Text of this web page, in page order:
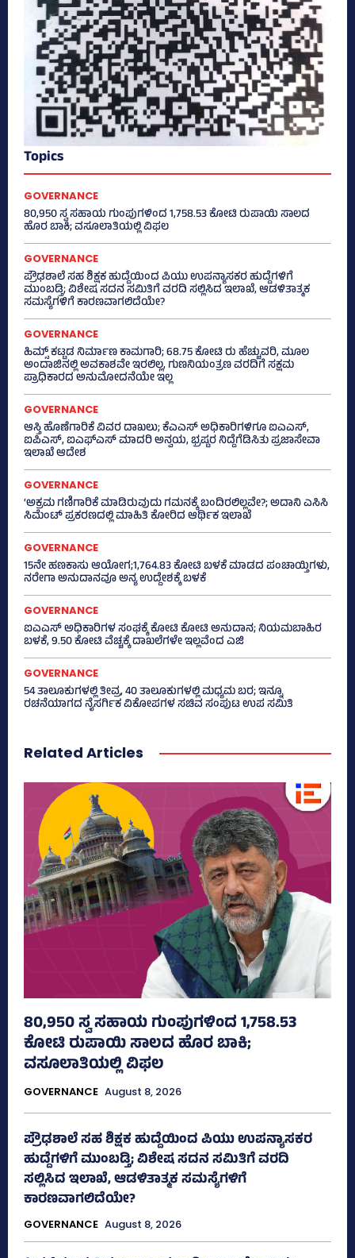
Topics
GOVERNANCE
80,950 ಸ್ವ ಸಹಾಯ ಗುಂಪುಗಳಿಂದ 1,758.53 ಕೋಟಿ ರುಪಾಯಿ ಸಾಲದ
ಹೊರ ಬಾಕಿ; ವಸೂಲಾತಿಯಲ್ಲಿ ವಿಫಲ
GOVERNANCE
ಪ್ರೌಢಶಾಲೆ ಸಹ ಶಿಕ್ಷಕ ಹುದ್ದೆಯಿಂದ ಪಿಯು ಉಪನ್ಯಾಸಕರ ಹುದ್ದೆಗಳಿಗೆ
ಮುಂಬಡ್ತಿ; ವಿಶೇಷ ಸದನ ಸಮಿತಿಗೆ ವರದಿ ಸಲ್ಲಿಸಿದ ಇಲಾಖೆ, ಆಡಳಿತಾತ್ಮಕ
ಸಮಸ್ಯೆಗಳಿಗೆ ಕಾರಣವಾಗಲಿದೆಯೇ?
GOVERNANCE
ಹಿಮ್ಸ್‌ ಕಟ್ಟಡ ನಿರ್ಮಾಣ ಕಾಮಗಾರಿ; 68.75 ಕೋಟಿ ರು ಹೆಚ್ಚುವರಿ, ಮೂಲ
ಅಂದಾಜಿನಲ್ಲಿ ಅವಕಾಶವೇ ಇರಲಿಲ್ಲ, ಗುಣನಿಯಂತ್ರಣ ವರದಿಗೆ ಸಕ್ಷಮ
ಪ್ರಾಧಿಕಾರದ ಅನುಮೋದನೆಯೇ ಇಲ್ಲ
GOVERNANCE
ಆಸ್ತಿ ಹೊಣೆಗಾರಿಕೆ ವಿವರ ದಾಖಲು; ಕೆಎಎಸ್ ಅಧಿಕಾರಿಗಳಿಗೂ ಐಎಎಸ್‌,
ಐಪಿಎಸ್‌, ಐಎಫ್‌ಎಸ್‌ ಮಾದರಿ ಅನ್ವಯ, ಭ್ರಷ್ಟರ ನಿದ್ದೆಗೆಡಿಸಿತು ಪ್ರಜಾಸೇವಾ
ಇಲಾಖೆ ಆದೇಶ
GOVERNANCE
‘ಅಕ್ರಮ ಗಣಿಗಾರಿಕೆ ಮಾಡಿರುವುದು ಗಮನಕ್ಕೆ ಬಂದಿರಲಿಲ್ಲವೇ?; ಅದಾನಿ ಎಸಿಸಿ
ಸಿಮೆಂಟ್ ಪ್ರಕರಣದಲ್ಲಿ ಮಾಹಿತಿ ಕೋರಿದ ಆರ್ಥಿಕ ಇಲಾಖೆ
GOVERNANCE
15ನೇ ಹಣಕಾಸು ಆಯೋಗ;1,764.83 ಕೋಟಿ ಬಳಕೆ ಮಾಡದ ಪಂಚಾಯ್ತಿಗಳು,
ನರೇಗಾ ಅನುದಾನವೂ ಅನ್ಯ ಉದ್ದೇಶಕ್ಕೆ ಬಳಕೆ
GOVERNANCE
ಐಎಎಸ್‌ ಅಧಿಕಾರಿಗಳ ಸಂಘಕ್ಕೆ ಕೋಟಿ ಕೋಟಿ ಅನುದಾನ; ನಿಯಮಬಾಹಿರ
ಬಳಕೆ, 9.50 ಕೋಟಿ ವೆಚ್ಚಕ್ಕೆ ದಾಖಲೆಗಳೇ ಇಲ್ಲವೆಂದ ಎಜಿ
GOVERNANCE
54 ತಾಲೂಕುಗಳಲ್ಲಿ ತೀವ್ರ, 40 ತಾಲೂಕುಗಳಲ್ಲಿ ಮಧ್ಯಮ ಬರ; ಇನ್ನೂ
ರಚನೆಯಾಗದ ನೈಸರ್ಗಿಕ ವಿಕೋಪಗಳ ಸಚಿವ ಸಂಪುಟ ಉಪ ಸಮಿತಿ
Related Articles
80,950 ಸ್ವ ಸಹಾಯ ಗುಂಪುಗಳಿಂದ 1,758.53
ಕೋಟಿ ರುಪಾಯಿ ಸಾಲದ ಹೊರ ಬಾಕಿ;
ವಸೂಲಾತಿಯಲ್ಲಿ ವಿಫಲ
GOVERNANCE August 8, 2026
ಪ್ರೌಢಶಾಲೆ ಸಹ ಶಿಕ್ಷಕ ಹುದ್ದೆಯಿಂದ ಪಿಯು ಉಪನ್ಯಾಸಕರ
ಹುದ್ದೆಗಳಿಗೆ ಮುಂಬಡ್ತಿ; ವಿಶೇಷ ಸದನ ಸಮಿತಿಗೆ ವರದಿ
ಸಲ್ಲಿಸಿದ ಇಲಾಖೆ, ಆಡಳಿತಾತ್ಮಕ ಸಮಸ್ಯೆಗಳಿಗೆ
ಕಾರಣವಾಗಲಿದೆಯೇ?
GOVERNANCE August 8, 2026